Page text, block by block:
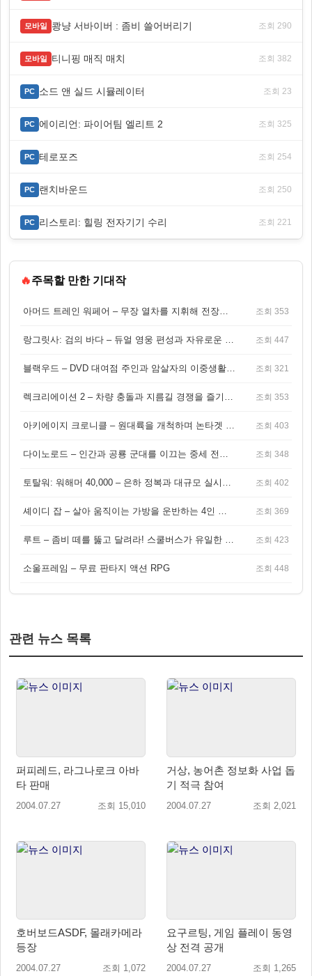
모바일 쾅냥 서바이버 : 좀비 쓸어버리기 조회 290
모바일 티니핑 매직 매치 조회 382
PC 소드 앤 실드 시뮬레이터 조회 23
PC 에이리언: 파이어팀 엘리트 2 조회 325
PC 테로포즈 조회 254
PC 랜치바운드 조회 250
PC 리스토리: 힐링 전자기기 수리 조회 221
🔥주목할 만한 기대작
아머드 트레인 워페어 – 무장 열차를 지휘해 전장을 돌파하는 생존 전투 게임 조회 353
랑그릿사: 검의 바다 – 듀얼 영웅 편성과 자유로운 탐험을 결합한 판타지 전략 RPG 조회 447
블랙우드 – DVD 대여점 주인과 암살자의 이중생활을 그린 3인칭 액션 스릴러 게임 조회 321
렉크리에이션 2 – 차량 충돌과 지름길 경쟁을 즐기는 오픈월드 아케이드 레이싱 게임 조회 353
아키에이지 크로니클 – 원대륙을 개척하며 논타겟 전투를 즐기는 오픈월드 MMORPG 조회 403
다이노로드 – 인간과 공룡 군대를 이끄는 중세 전략 액션 RPG 조회 348
토탈워: 워해머 40,000 – 은하 정복과 대규모 실시간 전투가 결합된 전략 게임! 조회 402
셰이디 잡 – 살아 움직이는 가방을 운반하는 4인 협동 물리 어드벤처 게임 조회 369
루트 – 좀비 떼를 뚫고 달려라! 스쿨버스가 유일한 집이 되는 4인 협동 생존 게임 조회 423
소울프레임 – 무료 판타지 액션 RPG 조회 448
관련 뉴스 목록
퍼피레드, 라그나로크 아바
타 판매
2004.07.27 조회 15,010
거상, 농어촌 정보화 사업 돕
기 적극 참여
2004.07.27 조회 2,021
호버보드ASDF, 몰래카메라
등장
2004.07.27 조회 1,072
요구르팅, 게임 플레이 동영
상 전격 공개
2004.07.27 조회 1,265